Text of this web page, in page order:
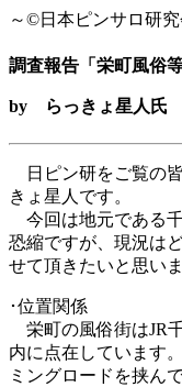
～©日本ピンサロ研究
調査報告「栄町風俗
by らっきょ星人氏
日ピン研をご覧の
きょ星人です。
今回は地元である
恐縮ですが、現況は
せて頂きたいと思い
･位置関係
栄町の風俗街はJR
内に点在しています
ミングロードを挟ん